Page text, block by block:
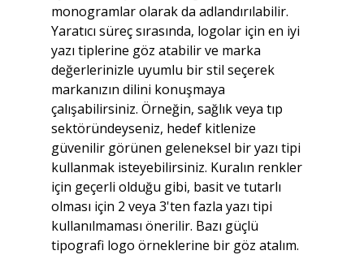
monogramlar olarak da adlandırılabilir.
Yaratıcı süreç sırasında, logolar için en iyi
yazı tiplerine göz atabilir ve marka
değerlerinizle uyumlu bir stil seçerek
markanızın dilini konuşmaya
çalışabilirsiniz. Örneğin, sağlık veya tıp
sektöründeyseniz, hedef kitlenize
güvenilir görünen geleneksel bir yazı tipi
kullanmak isteyebilirsiniz. Kuralın renkler
için geçerli olduğu gibi, basit ve tutarlı
olması için 2 veya 3'ten fazla yazı tipi
kullanılmaması önerilir. Bazı güçlü
tipografi logo örneklerine bir göz atalım.